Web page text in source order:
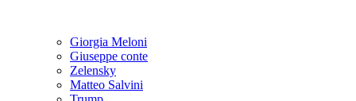
Giorgia Meloni
Giuseppe conte
Zelensky
Matteo Salvini